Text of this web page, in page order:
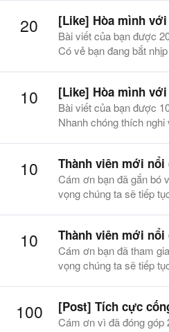
20 [Like] Hòa mình
Bài viết của bạn được
Có vẻ bạn đang bắt
10 [Like] Hòa mình
Bài viết của bạn được
Nhanh chóng thích
10 Thành viên mới nổi
Cám ơn bạn đã gắn bó
vọng chúng ta sẽ tiếp
10 Thành viên mới nổi
Cám ơn bạn đã tham
vọng chúng ta sẽ tiếp
100 [Post] Tích cực
Cám ơn vì đã đóng góp